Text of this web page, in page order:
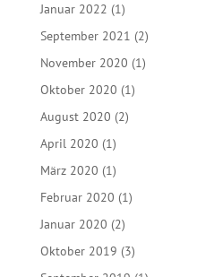
Januar 2022 (1)
September 2021 (2)
November 2020 (1)
Oktober 2020 (1)
August 2020 (2)
April 2020 (1)
März 2020 (1)
Februar 2020 (1)
Januar 2020 (2)
Oktober 2019 (3)